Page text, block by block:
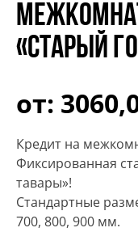
«СТАРЫЙ
от:
Кредит на
Фиксированная
тавары»!
Стандартные
700, 800, 900 мм.